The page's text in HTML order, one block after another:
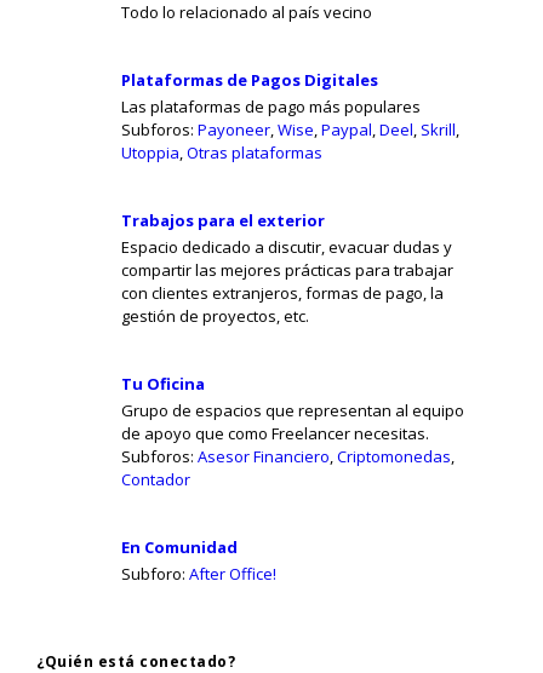
Todo lo relacionado al país vecino
Plataformas de Pagos Digitales
Las plataformas de pago más populares
Subforos: Payoneer,Wise,Paypal,Deel, Skrill,
Utoppia,Otras plataformas
Trabajos para el exterior
Espacio dedicado a discutir, evacuar dudas y
compartir las mejores prácticas para trabajar
con clientes extranjeros, formas de pago, la
gestión de proyectos, etc.
Tu Oficina
Grupo de espacios que representan al equipo
de apoyo que como Freelancer necesitas.
Subforos: Asesor Financiero,Criptomonedas,
Contador
En Comunidad
Subforo: After Office!
¿Quién está conectado?